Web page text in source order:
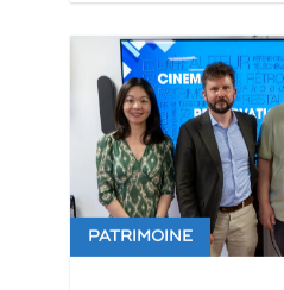
PATRIMOINE